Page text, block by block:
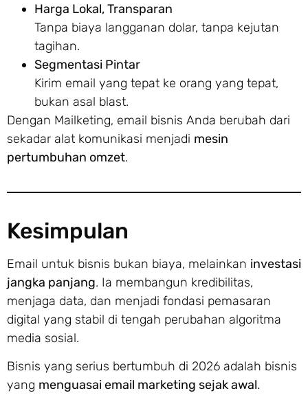
Harga Lokal, Transparan
Tanpa biaya langganan dolar, tanpa kejutan
tagihan.
Segmentasi Pintar
Kirim email yang tepat ke orang yang tepat,
bukan asal blast.
Dengan Mailketing, email bisnis Anda berubah dari
sekadar alat komunikasi menjadi mesin
pertumbuhan omzet.
Kesimpulan
Email untuk bisnis bukan biaya, melainkan investasi
jangka panjang. Ia membangun kredibilitas,
menjaga data, dan menjadi fondasi pemasaran
digital yang stabil di tengah perubahan algoritma
media sosial.
Bisnis yang serius bertumbuh di 2026 adalah bisnis
yang menguasai email marketing sejak awal.